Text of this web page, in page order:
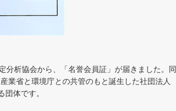
分析協会から、「名誉会員証」が届きました。同
業省と環境庁との共管のもと誕生した社団法人
団体です。